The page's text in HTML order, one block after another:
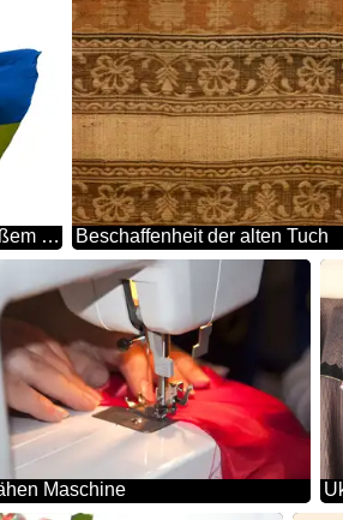
Die Flagge der Ukraine auf weißem Hintergrund isoliert Beschaffenheit der alten Tuch
Maschine